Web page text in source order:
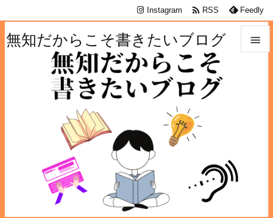
無知だからこそ書きたいブログ 
Instagram  RSS Feedly